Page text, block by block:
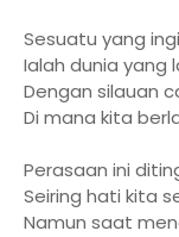
Sesuatu yang
Ialah dunia yang
Dengan silauan
Di mana kita
Perasaan ini
Seiring hati kita
Namun saat